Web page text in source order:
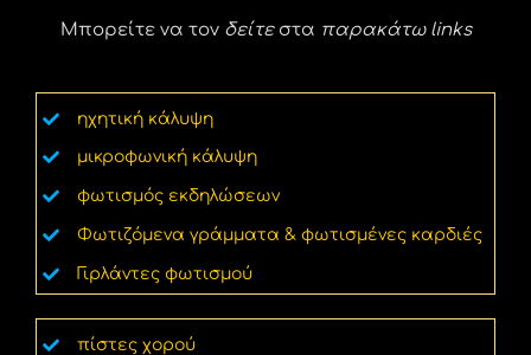
Μπορείτε να τον δείτεστα παρακάτω links
ηχητική κάλυψη
μικροφωνική κάλυψη
φωτισμός εκδηλώσεων
Φωτιζόμενα γράμματα & φωτισμένες καρδιές
Γιρλάντες φωτισμού
πίστες χορού